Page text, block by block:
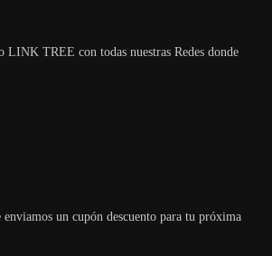
LINK TREE con todas nuestras Redes donde
enviamos un cupón descuento para tu próxima